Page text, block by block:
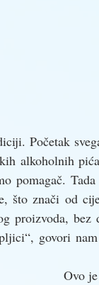
Početak
alkoholnih
pomagač.
što znači od
proizvoda,
govori
Ovo